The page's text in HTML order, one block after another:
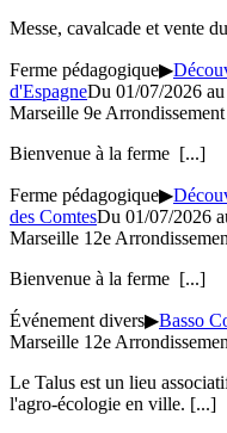
Messe, cavalcade et vente
Ferme pédagogique▶
d'EspagneDu 01/07/2026
Marseille 9e Arrondissement
Bienvenue à la ferme [...]
Ferme pédagogique▶
des ComtesDu 01/07/2026
Marseille 12e
Bienvenue à la ferme [...]
Événement divers▶Basso
Marseille 12e
Le Talus est un lieu
l'agro-écologie en ville. [...]